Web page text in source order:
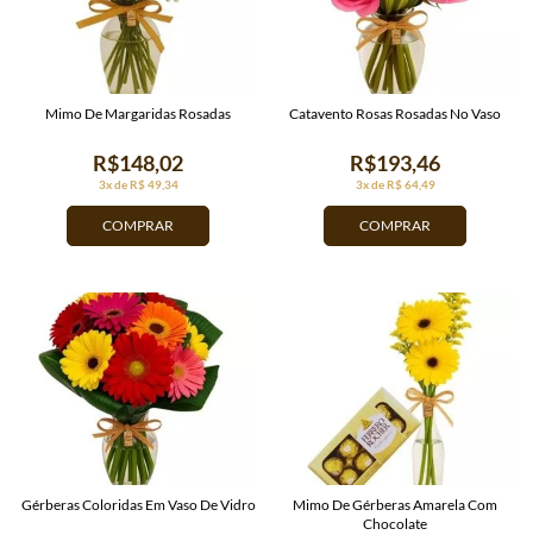
COMPRAR
3x de R$ 49,34
R$148,02
Mimo De Margaridas Rosadas
COMPRAR
3x de R$ 64,49
R$193,46
Catavento Rosas Rosadas No Vaso
Gérberas Coloridas Em Vaso De Vidro
Mimo De Gérberas Amarela Com
Chocolate